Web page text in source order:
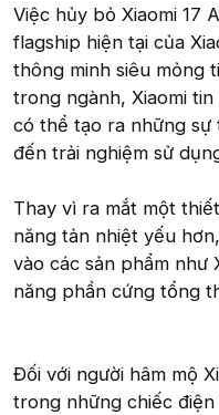
Việc hủy bỏ Xiaomi 17
flagship hiện tại của
thông minh siêu mỏng
trong ngành, Xiaomi
có thể tạo ra những
đến trải nghiệm sử
Thay vì ra mắt một
năng tản nhiệt yếu
vào các sản phẩm như
năng phần cứng tổng
Đối với người hâm mộ
trong những chiếc